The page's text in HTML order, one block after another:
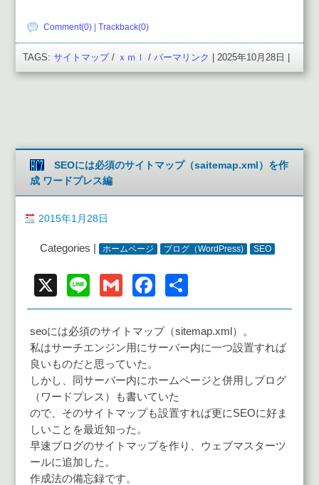
Comment(0) Trackback(0)
TAGS: サイトマップ/ ｘｍｌ / パーマリンク | 2025年10月28日 |
SEOには必須のサイトマップ（saitemap.xml）を作
成 ワードプレス編
2015年1月28日
Categories | ホームページ ブログ（WordPress) SEO
X Line GmailFacebook
有
seoには必須のサイトマップ（sitemap.xml）。
私はサーチエンジン用にサーバー内に一つ設置すれば
良いものだと思っていた。
しかし、同サーバー内にホームページと併用しブログ
（ワードプレス）も書いていた
ので、そのサイトマップも設置すれば更にSEOに好ま
しいことを最近知った。
早速ブログのサイトマップを作り、ウェブマスターツ
ールに追加した。
作成法の備忘録です。